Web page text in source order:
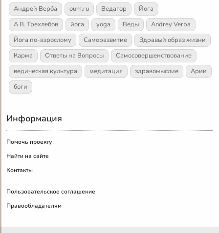
Андрей Верба oum.ru Ведагор
Йога
А.В. Трехлебов
йога yoga Веды
Andrey Verba
Йога по-взрослому
Саморазвитие
Здравый образ жизни
Карма
Ответы на Вопросы
Самосовершенствование
ведическая культура
медитация здравомыслие
Арии
боги
Информация
Помочь проекту
Найти на сайте
Контакты
Пользовательское соглашение
Правообладателям